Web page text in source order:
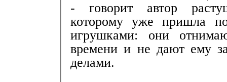
- говорит автор
которому уже пришла
игрушками: они
времени и не дают ему
делами.